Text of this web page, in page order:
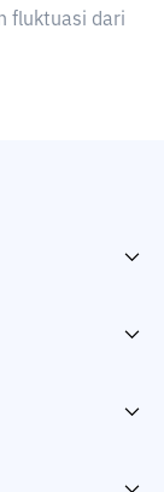
fluktuasi dari